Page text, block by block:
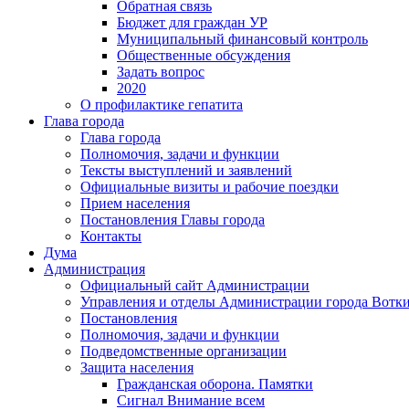
Обратная связь
Бюджет для граждан УР
Муниципальный финансовый контроль
Общественные обсуждения
Задать вопрос
2020
О профилактике гепатита
Глава города
Глава города
Полномочия, задачи и функции
Тексты выступлений и заявлений
Официальные визиты и рабочие поездки
Прием населения
Постановления Главы города
Контакты
Дума
Администрация
Официальный сайт Администрации
Управления и отделы Администрации города
Постановления
Полномочия, задачи и функции
Подведомственные организации
Защита населения
Гражданская оборона. Памятки
Сигнал Внимание всем